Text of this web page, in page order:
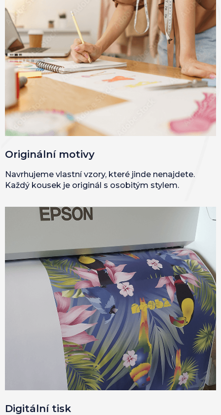
Originální motivy
Navrhujeme vlastní vzory, které jinde nenajdete.
Každý kousek je originál s osobitým stylem.
Digitální tisk